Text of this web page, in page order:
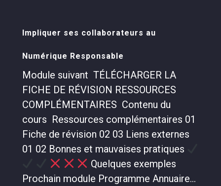
Impliquer ses collaborateurs au
Numérique Responsable
Module suivant TÉLÉCHARGER LA
FICHE DE RÉVISION RESSOURCES
COMPLÉMENTAIRES Contenu du
cours Ressources complémentaires 01
Fiche de révision 02 03 Liens externes
01 02 Bonnes et mauvaises pratiques
Quelques exemples
Prochain module Programme Annuaire...